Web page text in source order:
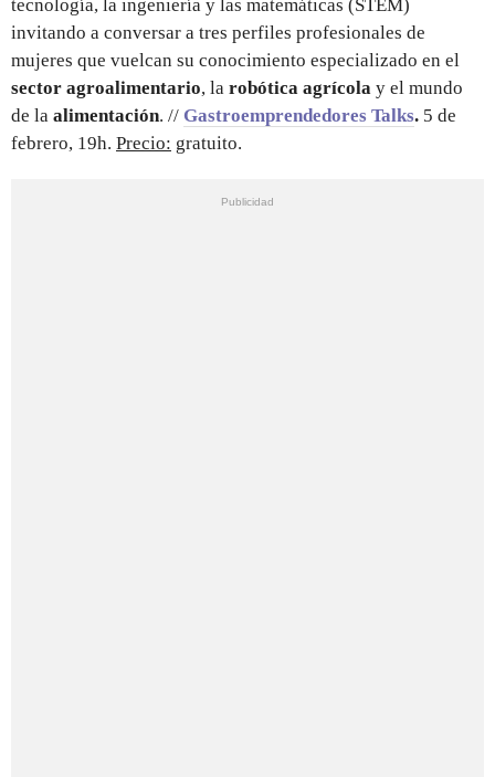
tecnología, la ingeniería y las matemáticas (STEM)
invitando a conversar a tres perfiles profesionales de
mujeres que vuelcan su conocimiento especializado en el
sector agroalimentario, la robótica agrícola y el mundo
de la alimentación. // Gastroemprendedores Talks. 5 de
febrero, 19h. Precio: gratuito.